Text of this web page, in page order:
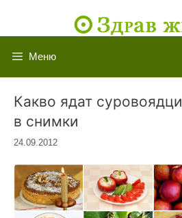
Меню
Какво ядат
в снимки
24.09.2012